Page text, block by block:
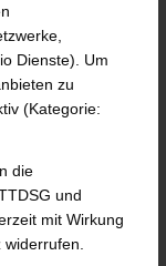
Boy’s Day
GmbH im
in die
bei
Dienste). Um
zu
(Kategorie:
die
und
mit Wirkung
widerrufen.